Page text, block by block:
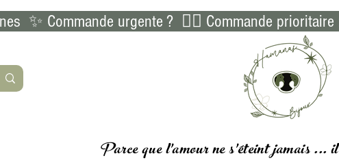
✨ Commande urgente ?  👉🏻 Commande
Parce que l'amour ne s'éteint jamais ...